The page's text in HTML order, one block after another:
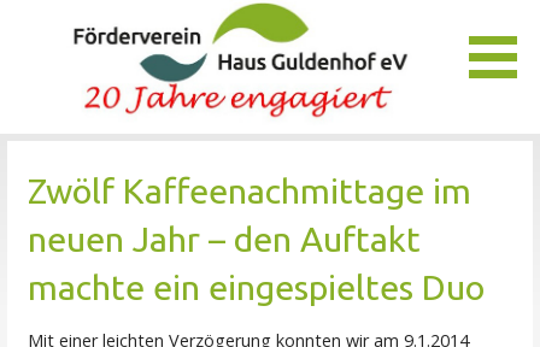
Pflegezentrum Haus Guldenhof zu unterstützen und zu
fördern.
Zwölf Kaffeenachmittage im
neuen Jahr – den Auftakt
machte ein eingespieltes Duo
Mit einer leichten Verzögerung konnten wir am 9.1.2014